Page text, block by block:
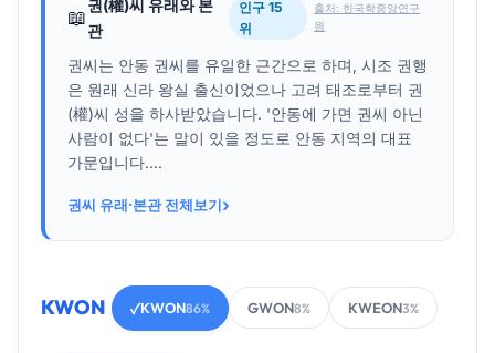
📖
권(權)씨 유래와 본
관
인구 15
위
출처: 한국학중앙연구
원
권씨는 안동 권씨를 유일한 근간으로 하며, 시조 권행
은 원래 신라 왕실 출신이었으나 고려 태조로부터 권
(權)씨 성을 하사받았습니다. '안동에 가면 권씨 아닌
사람이 없다'는 말이 있을 정도로 안동 지역의 대표
가문입니다....
권씨 유래·본관 전체보기›
KWON ✓KWON86% GWON8% KWEON3%